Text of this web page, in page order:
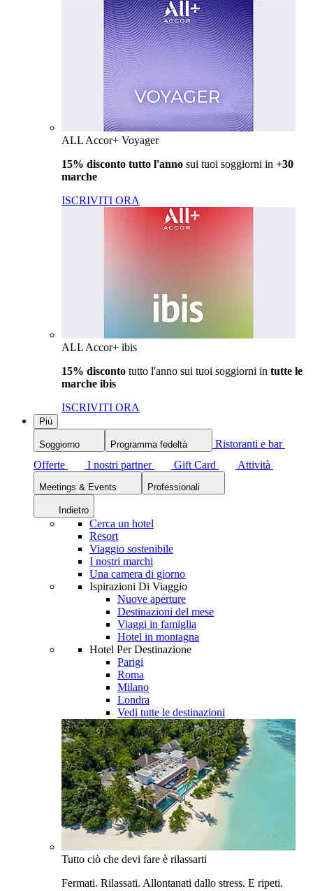
ALL Accor+ Voyager
15% disconto tutto l'anno sui tuoi soggiorni in +30
marche
ISCRIVITI ORA
ALL Accor+ ibis
15% disconto tutto l'anno sui tuoi soggiorni in tutte le
marche ibis
ISCRIVITI ORA
Più
Soggiorno Programma fedeltà
Ristoranti e bar
Offerte
I nostri partner Gift Card Attività
Meetings & Events Professionali
Indietro
Cerca un hotel
Resort
Viaggio sostenibile
I nostri marchi
Una camera di giorno
Ispirazioni Di Viaggio
Nuove aperture
Destinazioni del mese
Viaggi in famiglia
Hotel in montagna
Hotel Per Destinazione
Parigi
Roma
Milano
Londra
Vedi tutte le destinazioni
Tutto ciò che devi fare è rilassarti
Fermati. Rilassati. Allontanati dallo stress. E ripeti.